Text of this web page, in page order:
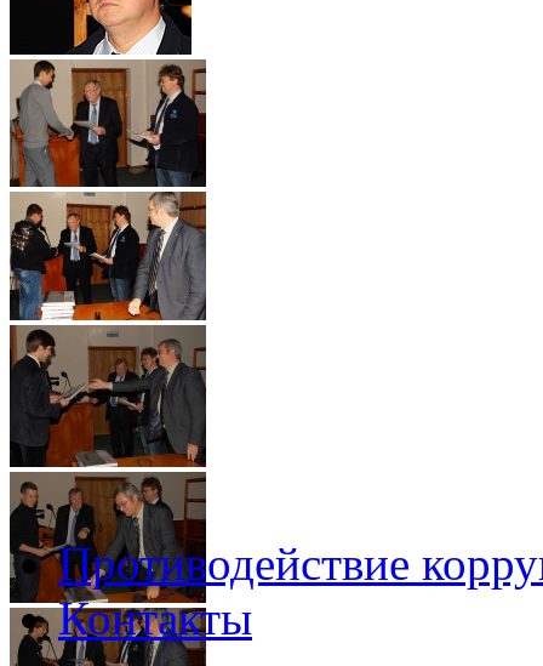
Противодействие
Контакты